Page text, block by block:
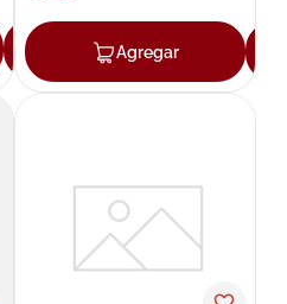
Agregar
Agregar